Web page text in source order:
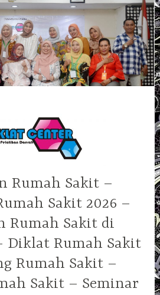
Rumah Sakit –
Sakit 2026 –
Rumah Sakit di
Diklat Rumah Sakit
Rumah Sakit –
Sakit – Seminar